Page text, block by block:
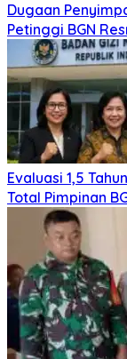
Dugaan
Petinggi BGN
Evaluasi 1,5
Total Pimpinan